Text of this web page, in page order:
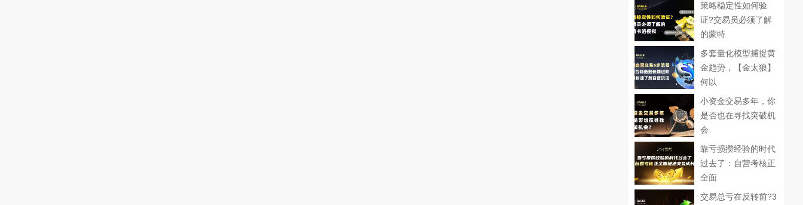
策略稳定性如何验
证?交易员必须了解
的蒙特
多套量化模型捕捉黄
金趋势，【金太狼】
何以
小资金交易多年，你
是否也在寻找突破机
会
靠亏损攒经验的时代
过去了：自营考核正
全面
交易总亏在反转前?3